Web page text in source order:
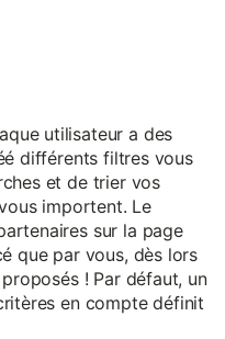
utilisateur a des
différents filtres vous
et de trier vos
importent. Le
sur la page
que par vous, dès lors
! Par défaut, un
en compte définit